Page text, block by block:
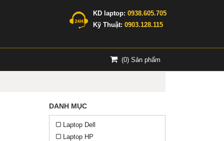
KD laptop:0938.605.705
Kỹ Thuật:0903.128.115
(0) Sản phẩm
DANH MỤC
Laptop Dell
Laptop HP